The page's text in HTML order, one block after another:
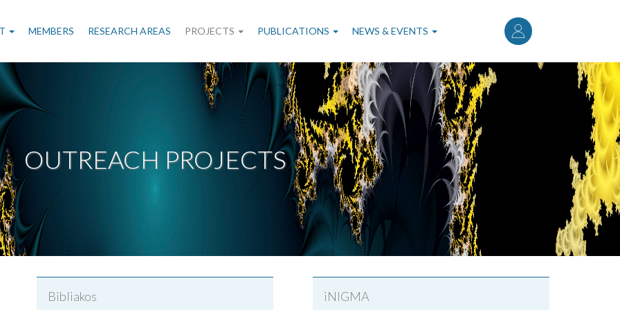
User
account
menu
MEMBERS RESEARCH AREAS PROJECTS PUBLICATIONS NEWS & EVENTS
OUTREACH PROJECTS
Bibliakos iNIGMA